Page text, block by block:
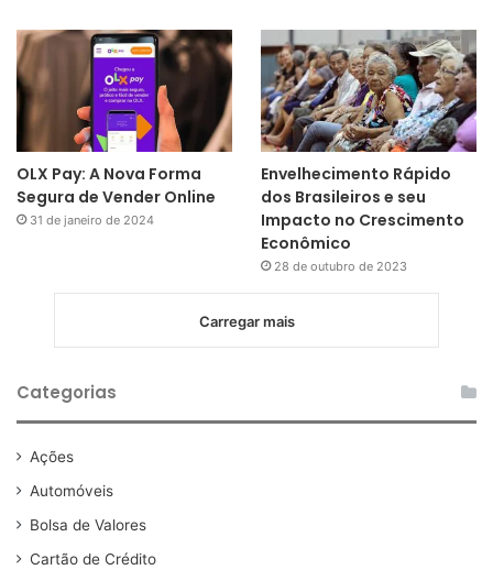
OLX Pay: A Nova Forma
Segura de Vender Online
31 de janeiro de 2024
Envelhecimento Rápido
dos Brasileiros e seu
Impacto no Crescimento
Econômico
28 de outubro de 2023
Carregar mais
Categorias
Ações
Automóveis
Bolsa de Valores
Cartão de Crédito